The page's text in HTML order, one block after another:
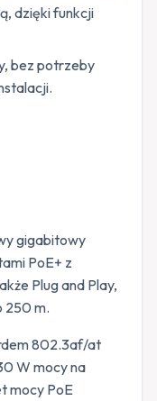
dzięki funkcji
bez potrzeby
gigabitowy
PoE+ z
Plug and Play,
250 m.
802.3af/at
W mocy na
mocy PoE